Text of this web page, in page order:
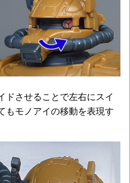
ドさせることで左右にスイ
もモノアイの移動を表現す